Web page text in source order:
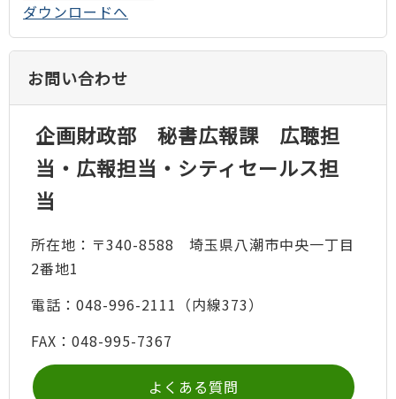
ダウンロードへ
お問い合わせ
企画財政部 秘書広報課 広聴担
当・広報担当・シティセールス担
当
所在地：〒340-8588 埼玉県八潮市中央一丁目
2番地1
電話：048-996-2111（内線373）
FAX：048-995-7367
よくある質問